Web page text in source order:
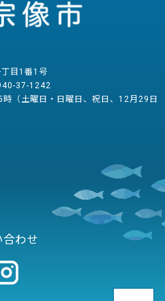
目1番1号
37-1242
（土曜日・日曜日、祝日、12月29日
わせ